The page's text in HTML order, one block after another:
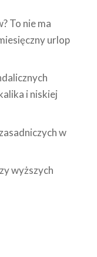
To nie ma
urlop
i niskiej
w
wyższych